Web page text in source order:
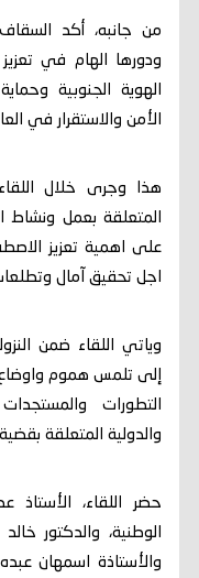
من جانبه، أكد
ودورها الهام في
الهوية الجنوبية
الأمن والاستقرار في
هذا وجرى خلال
المتعلقة بعمل ونشاط
على اهمية تعزيز
اجل تحقيق آمال
وياتي اللقاء ضمن
إلى تلمس هموم واوضاع
التطورات
والدولية المتعلقة
حضر اللقاء،
الوطنية، والدكتور
والأستاذة اسمهان